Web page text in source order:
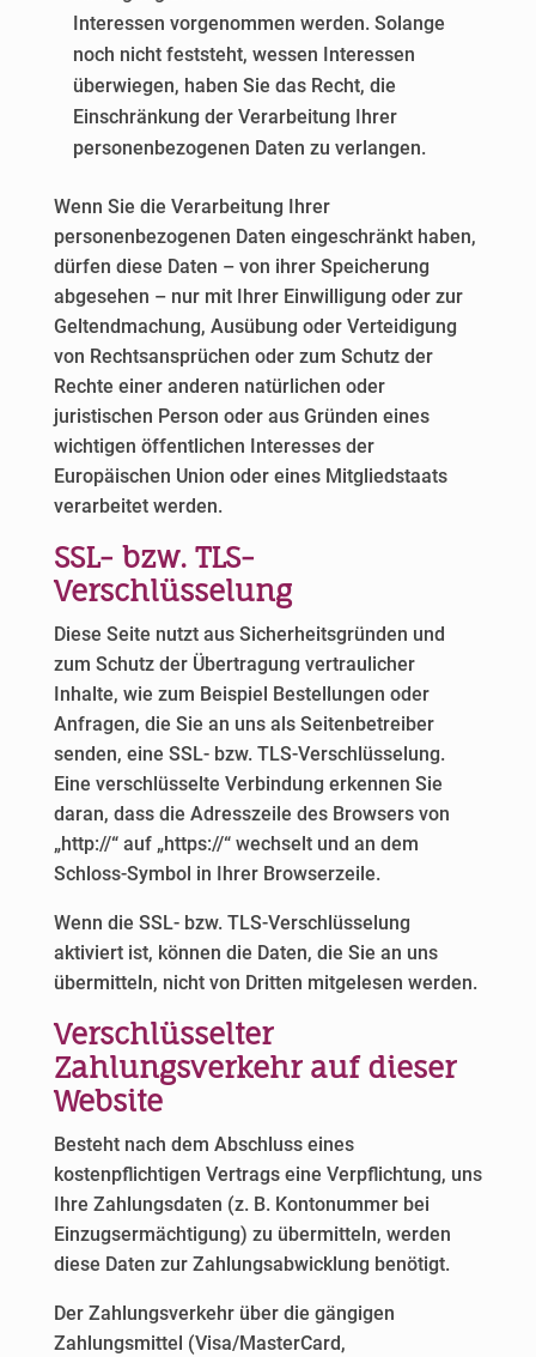
Interessen vorgenommen werden. Solange
noch nicht feststeht, wessen Interessen
überwiegen, haben Sie das Recht, die
Einschränkung der Verarbeitung Ihrer
personenbezogenen Daten zu verlangen.
Wenn Sie die Verarbeitung Ihrer
personenbezogenen Daten eingeschränkt haben,
dürfen diese Daten – von ihrer Speicherung
abgesehen – nur mit Ihrer Einwilligung oder zur
Geltendmachung, Ausübung oder Verteidigung
von Rechtsansprüchen oder zum Schutz der
Rechte einer anderen natürlichen oder
juristischen Person oder aus Gründen eines
wichtigen öffentlichen Interesses der
Europäischen Union oder eines Mitgliedstaats
verarbeitet werden.
SSL- bzw. TLS-
Verschlüsselung
Diese Seite nutzt aus Sicherheitsgründen und
zum Schutz der Übertragung vertraulicher
Inhalte, wie zum Beispiel Bestellungen oder
Anfragen, die Sie an uns als Seitenbetreiber
senden, eine SSL- bzw. TLS-Verschlüsselung.
Eine verschlüsselte Verbindung erkennen Sie
daran, dass die Adresszeile des Browsers von
„http://“ auf „https://“ wechselt und an dem
Schloss-Symbol in Ihrer Browserzeile.
Wenn die SSL- bzw. TLS-Verschlüsselung
aktiviert ist, können die Daten, die Sie an uns
übermitteln, nicht von Dritten mitgelesen werden.
Verschlüsselter
Zahlungsverkehr auf dieser
Website
Besteht nach dem Abschluss eines
kostenpflichtigen Vertrags eine Verpflichtung, uns
Ihre Zahlungsdaten (z. B. Kontonummer bei
Einzugsermächtigung) zu übermitteln, werden
diese Daten zur Zahlungsabwicklung benötigt.
Der Zahlungsverkehr über die gängigen
Zahlungsmittel (Visa/MasterCard,